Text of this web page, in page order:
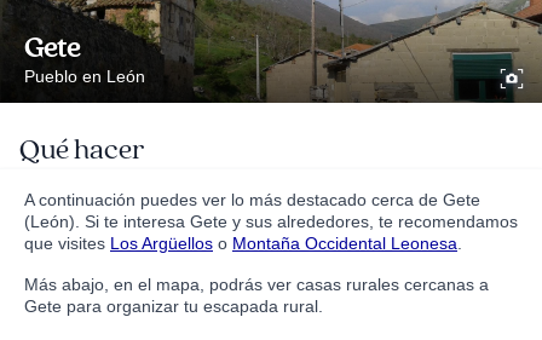
Gete
Pueblo en León
Qué hacer
A continuación puedes ver lo más destacado cerca de Gete
(León). Si te interesa Gete y sus alrededores, te recomendamos
que visites Los Argüellos o Montaña Occidental Leonesa
Más abajo, en el mapa, podrás ver casas rurales cercanas a
Gete para organizar tu escapada rural.